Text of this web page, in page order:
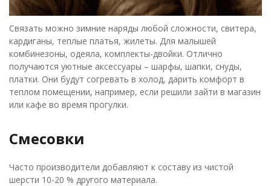
Связать можно зимние наряды любой сложности, свитера,
кардиганы, теплые платья, жилеты. Для малышей
комбинезоны, одеяла, комплекты-двойки. Отлично
получаются уютные аксессуары – шарфы, шапки, снуды,
платки. Они будут согревать в холод, дарить комфорт в
теплом помещении, например, если решили зайти в магазин
или кафе во время прогулки.
Смесовки
Часто производители добавляют к составу из чистой
шерсти 10-20 % другого материала.